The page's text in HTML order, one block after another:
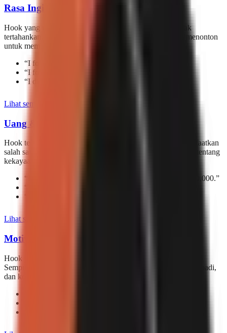
Rasa Ingin Tahu & Intrik
Hook yang menciptakan kesenjangan informasi yang tidak
tertahankan. Pembuka ini membuat penonton perlu terus menonton
untuk memuaskan rasa ingin tahu mereka.
“I found something that doesn’t add up…
“I found the missing link.
“I didn’t think it would matter, but it did.
Lihat semua 162 hook
Uang & Keuangan
Hook tentang uang, investasi, dan kebebasan finansial. Manfaatkan
salah satu topik yang paling banyak dicari dengan pembuka tentang
kekayaan, tabungan, dan strategi penghasilan.
“
If you can’t manage $1,000, you’ll never manage $10,000.”
“
Lihat semua 174 hook
Motivasi & Pola Pikir
Hook yang menginspirasi tindakan dan mengubah perspektif.
Sempurna untuk konten pengembangan diri, pertumbuhan pribadi,
dan konten motivasi yang beresonansi.